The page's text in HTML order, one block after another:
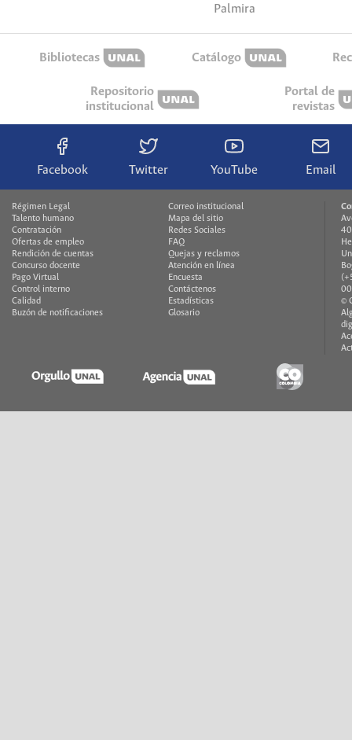
Palmira
Bibliotecas Catálogo
Repositorio
institucional
Portal de
revistas
Facebook Twitter YouTube Email
Régimen Legal
Talento humano
Contratación
Ofertas de empleo
Rendición de cuentas
Concurso docente
Pago Virtual
Control interno
Calidad
Buzón de notificaciones
Correo institucional
Mapa del sitio
Redes Sociales
FAQ
Quejas y reclamos
Atención en línea
Encuesta
Contáctenos
Estadísticas
Glosario
©